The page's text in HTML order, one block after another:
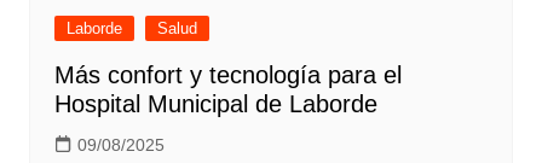
Laborde Salud
Más confort y tecnología para el
Hospital Municipal de Laborde
09/08/2025